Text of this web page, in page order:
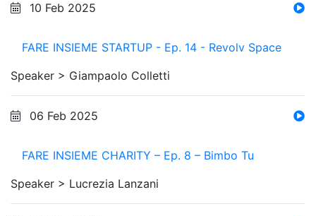
10 Feb 2025
FARE INSIEME STARTUP - Ep. 14 - Revolv Space
Speaker > Giampaolo Colletti
06 Feb 2025
FARE INSIEME CHARITY – Ep. 8 – Bimbo Tu
Speaker > Lucrezia Lanzani